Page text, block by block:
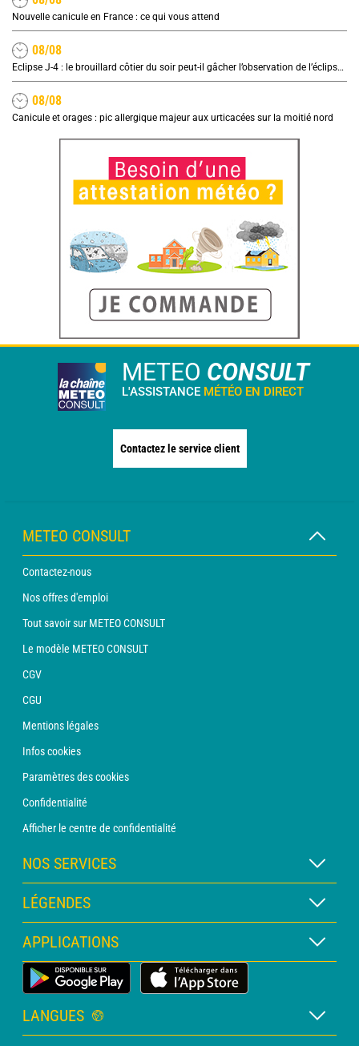
Nouvelle canicule en France : ce qui vous attend
08/08
Eclipse J-4 : le brouillard côtier du soir peut-il gâcher l’observation de l’éclipse à la plage ?
08/08
Canicule et orages : pic allergique majeur aux urticacées sur la moitié nord
METEO CONSULT
L'ASSISTANCE MÉTÉO EN DIRECT
Contactez le service client
METEO CONSULT
Contactez-nous
Nos offres d'emploi
Tout savoir sur METEO CONSULT
Le modèle METEO CONSULT
CGV
CGU
Mentions légales
Infos cookies
Paramètres des cookies
Confidentialité
Afficher le centre de confidentialité
NOS SERVICES
Abonnement METEO Xpert
Abonnement METEO PRO
Consultation avec un prévisionniste
Bulletin PRO
LÉGENDES
Légende des cartes
Légende des pictogrammes
Glossaire
APPLICATIONS
Application Météo Terrestre
LANGUES